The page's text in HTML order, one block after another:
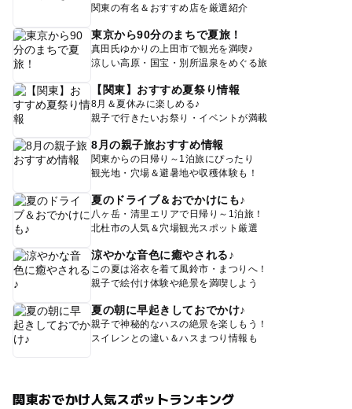
関東の有名＆おすすめ店を厳選紹介
東京から90分のまちで夏旅！
真田氏ゆかりの上田市で観光を満喫♪
涼しい高原・国宝・別所温泉をめぐる旅
【関東】おすすめ夏祭り情報
8月＆夏休みに楽しめる♪
親子で行きたいお祭り・イベントが満載
8月の親子旅おすすめ情報
関東からの日帰り～1泊旅にぴったり
観光地・穴場＆避暑地や収穫体験も！
夏のドライブ＆おでかけにも♪
八ヶ岳・清里エリアで日帰り～1泊旅！
北杜市の人気＆穴場観光スポット厳選
涼やかな音色に癒やされる♪
この夏は浴衣を着て風鈴市・まつりへ！
親子で絵付け体験や絶景を満喫しよう
夏の朝に早起きしておでかけ♪
親子で神秘的なハスの絶景を楽しもう！
スイレンとの違い＆ハスまつり情報も
関東おでかけ人気スポットランキング